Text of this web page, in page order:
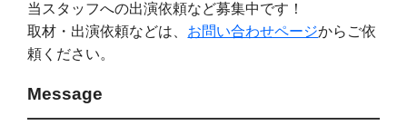
当スタッフへの出演依頼など募集中です！
取材・出演依頼などは、 お問い合わせページからご依
頼ください。
Message